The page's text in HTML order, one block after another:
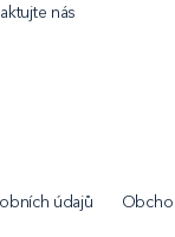
nás
údajů